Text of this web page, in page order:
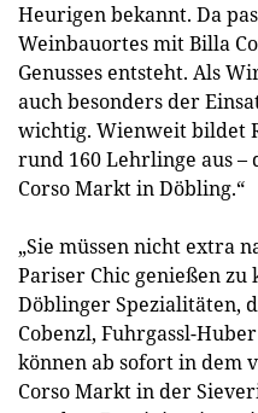
Heurigen bekannt. Da
Weinbauortes mit Billa
Genusses entsteht. Als
auch besonders der
wichtig. Wienweit bildet
rund 160 Lehrlinge aus –
Corso Markt in Döbling.“
„Sie müssen nicht extra
Pariser Chic genießen
Döblinger Spezialitäten,
Cobenzl, Fuhrgassl-
können ab sofort in dem
Corso Markt in der